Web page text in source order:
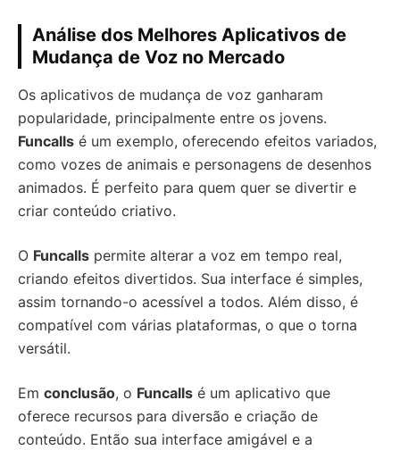
Análise dos Melhores Aplicativos de
Mudança de Voz no Mercado
Os aplicativos de mudança de voz ganharam
popularidade, principalmente entre os jovens.
Funcalls é um exemplo, oferecendo efeitos variados,
como vozes de animais e personagens de desenhos
animados. É perfeito para quem quer se divertir e
criar conteúdo criativo.
O Funcalls permite alterar a voz em tempo real,
criando efeitos divertidos. Sua interface é simples,
assim tornando-o acessível a todos. Além disso, é
compatível com várias plataformas, o que o torna
versátil.
Em conclusão, o Funcalls é um aplicativo que
oferece recursos para diversão e criação de
conteúdo. Então sua interface amigável e a